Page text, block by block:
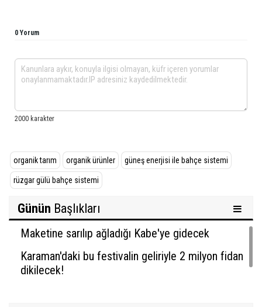
0 Yorum
organik tarım organik ürünler güneş enerjisi ile bahçe sistemi
rüzgar gülü bahçe sistemi
Günün Başlıkları
Maketine sarılıp ağladığı Kabe'ye gidecek
Karaman'daki bu festivalin geliriyle 2 milyon fidan
dikilecek!